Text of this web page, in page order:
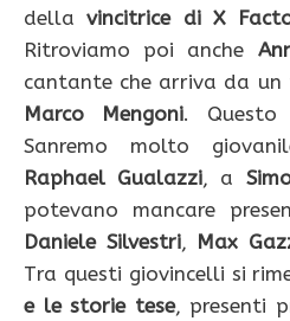
dellavincitrice di X
Ritroviamo poi anche
cantante che arriva da
Marco Mengoni. Questo
Sanremo molto
Raphael Gualazzi, a
potevano mancare
Daniele Silvestri, Max
Tra questi giovincelli si
e le storie tese, presenti